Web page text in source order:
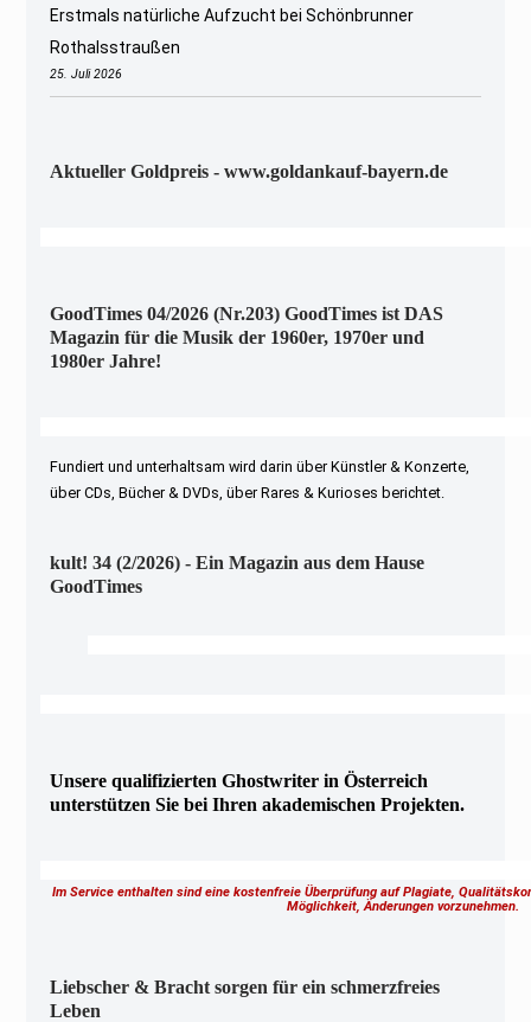
Erstmals natürliche Aufzucht bei Schönbrunner
Rothalsstraußen
25. Juli 2026
Aktueller Goldpreis - www.goldankauf-bayern.de
GoodTimes 04/2026 (Nr.203) GoodTimes ist DAS
Magazin für die Musik der 1960er, 1970er und
1980er Jahre!
Fundiert und unterhaltsam wird darin über Künstler & Konzerte,
über CDs, Bücher & DVDs, über Rares & Kurioses berichtet.
kult! 34 (2/2026) - Ein Magazin aus dem Hause
GoodTimes
Unsere qualifizierten Ghostwriter in Österreich
unterstützen Sie bei Ihren akademischen Projekten.
Im Service enthalten sind eine kostenfreie Überprüfung auf Plagiate,
Möglichkeit, Änderungen vorzunehmen.
Liebscher & Bracht sorgen für ein schmerzfreies
Leben